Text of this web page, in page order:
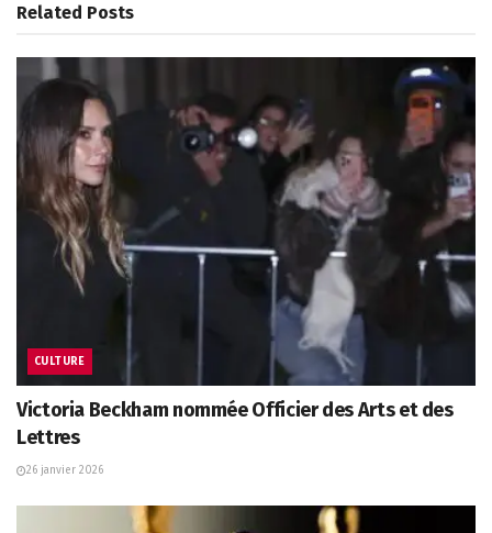
Related Posts
CULTURE
Victoria Beckham nommée Officier des Arts et des
Lettres
26 janvier 2026